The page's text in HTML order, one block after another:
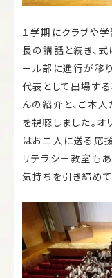
１学期にクラブや
長の講話と続き、
ール部に進行が移
代表として出場す
んの紹介と、ご本
を視聴しました。
はお二人に送る応
リテラシー教室も
気持ちを引き締めて